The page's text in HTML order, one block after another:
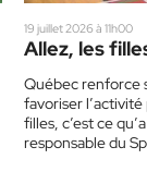
19 juillet 2026 à 11h00
Allez, les
Québec renforce
favoriser
filles, c’est ce
responsable du